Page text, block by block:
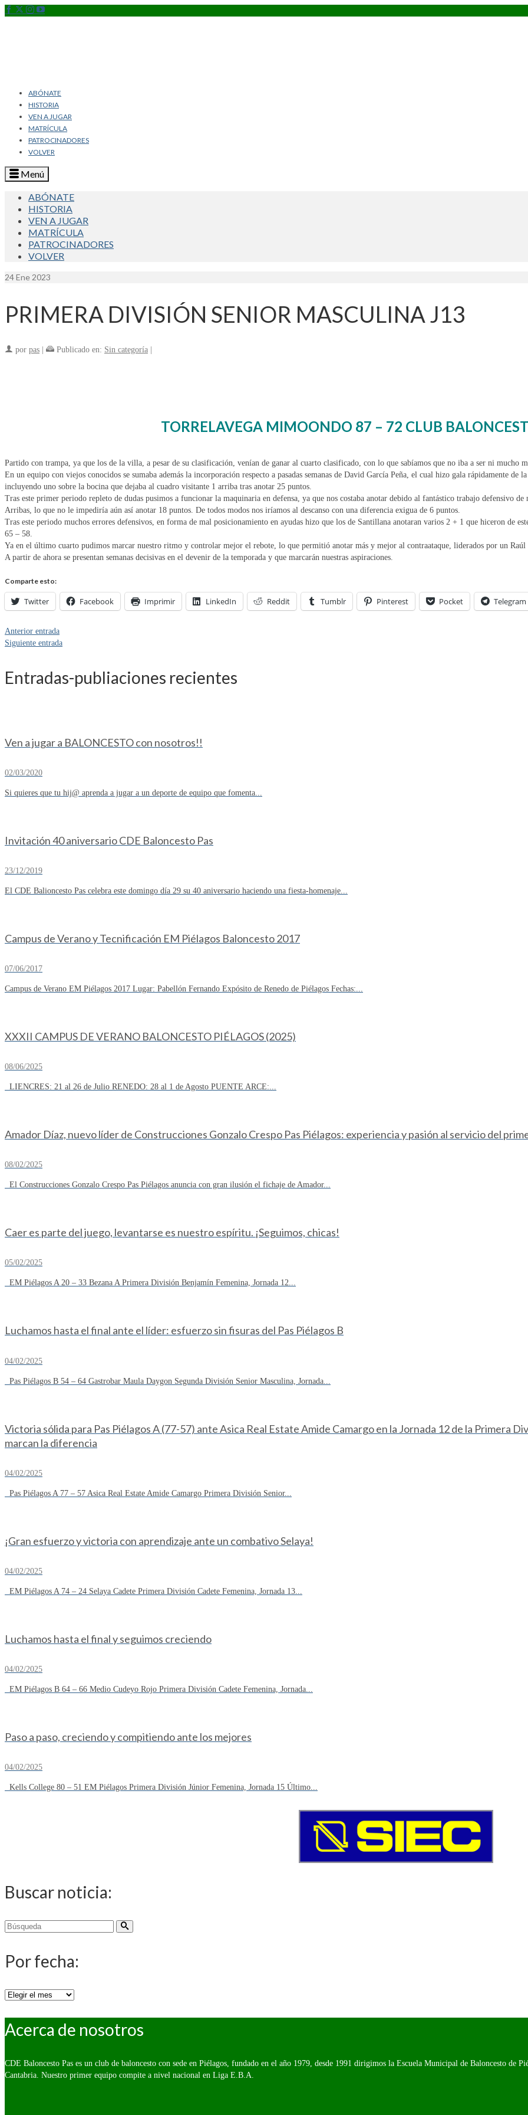
ABÓNATE
HISTORIA
VEN A JUGAR
MATRÍCULA
PATROCINADORES
VOLVER
Menú
ABÓNATE
HISTORIA
VEN A JUGAR
MATRÍCULA
PATROCINADORES
VOLVER
24Ene 2023
PRIMERA DIVISIÓN SENIOR MASCULINA J13
por pas Publicado en: Sin categoría
TORRELAVEGA MIMOONDO 87 – 72 CLUB
Partido con trampa, ya que los de la villa, a pesar de su clasificación, venían de ganar al cuarto clasificado, con lo que sabíamos que no iba a ser ni mucho
En un equipo con viejos conocidos se sumaba además la incorporación respecto a pasadas semanas de David García Peña, el cual hizo gala rápidamente
incluyendo uno sobre la bocina que dejaba al cuadro visitante 1 arriba tras anotar 25 puntos.
Tras este primer periodo repleto de dudas pusimos a funcionar la maquinaria en defensa, ya que nos costaba anotar debido al fantástico trabajo defensivo
Arribas, lo que no le impediría aún así anotar 18 puntos. De todos modos nos iríamos al descanso con una diferencia exigua de 6 puntos.
Tras este periodo muchos errores defensivos, en forma de mal posicionamiento en ayudas hizo que los de Santillana anotaran varios 2 + 1 que hiceron de
65 – 58.
Ya en el último cuarto pudimos marcar nuestro ritmo y controlar mejor el rebote, lo que permitió anotar más y mejor al contraataque, liderados por un Raúl
A partir de ahora se presentan semanas decisivas en el devenir de la temporada y que marcarán nuestras aspiraciones.
Comparte esto:
Twitter Facebook Imprimir LinkedIn Reddit Tumblr Pinterest Pocket Telegram
Anterior entrada
Siguiente entrada
Entradas-publiaciones recientes
Ven a jugar a BALONCESTO con nosotros!!
02/03/2020
Si quieres que tu hij@ aprenda a jugar a un deporte de equipo que fomenta...
Invitación 40 aniversario CDE Baloncesto Pas
23/12/2019
El CDE Balioncesto Pas celebra este domingo día 29 su 40 aniversario haciendo una fiesta-homenaje...
Campus de Verano y Tecnificación EM Piélagos Baloncesto 2017
07/06/2017
Campus de Verano EM Piélagos 2017 Lugar: Pabellón Fernando Expósito de Renedo de Piélagos Fechas:...
XXXII CAMPUS DE VERANO BALONCESTO PIÉLAGOS (2025)
08/06/2025
LIENCRES: 21 al 26 de Julio RENEDO: 28 al 1 de Agosto PUENTE ARCE:...
Amador Díaz, nuevo líder de Construcciones Gonzalo Crespo Pas Piélagos: experiencia y pasión al servicio del
08/02/2025
El Construcciones Gonzalo Crespo Pas Piélagos anuncia con gran ilusión el fichaje de Amador...
Caer es parte del juego, levantarse es nuestro espíritu. ¡Seguimos, chicas!
05/02/2025
EM Piélagos A 20 – 33 Bezana A Primera División Benjamín Femenina, Jornada 12...
Luchamos hasta el final ante el líder: esfuerzo sin fisuras del Pas Piélagos B
04/02/2025
Pas Piélagos B 54 – 64 Gastrobar Maula Daygon Segunda División Senior Masculina, Jornada...
Victoria sólida para Pas Piélagos A (77-57) ante Asica Real Estate Amide Camargo en la Jornada 12 de la Primera
marcan la diferencia
04/02/2025
Pas Piélagos A 77 – 57 Asica Real Estate Amide Camargo Primera División Senior...
¡Gran esfuerzo y victoria con aprendizaje ante un combativo Selaya!
04/02/2025
EM Piélagos A 74 – 24 Selaya Cadete Primera División Cadete Femenina, Jornada 13...
Luchamos hasta el final y seguimos creciendo
04/02/2025
EM Piélagos B 64 – 66 Medio Cudeyo Rojo Primera División Cadete Femenina, Jornada...
Paso a paso, creciendo y compitiendo ante los mejores
04/02/2025
Kells College 80 – 51 EM Piélagos Primera División Júnior Femenina, Jornada 15 Último...
Buscar noticia:
Buscar
Por fecha:
Por
Acerca de nosotros
CDE Baloncesto Pas es un club de baloncesto con sede en Piélagos, fundado en el año 1979, desde 1991 dirigimos la Escuela Municipal de Baloncesto de
Cantabria. Nuestro primer equipo compite a nivel nacional en Liga E.B.A.